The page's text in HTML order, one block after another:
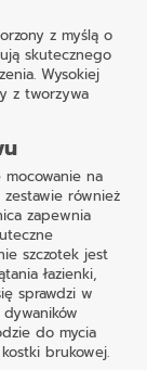
z myślą o
skutecznego
Wysokiej
z tworzywa
na
również
zapewnia
szczotek jest
łazienki,
sprawdzi w
do mycia
brukowej.